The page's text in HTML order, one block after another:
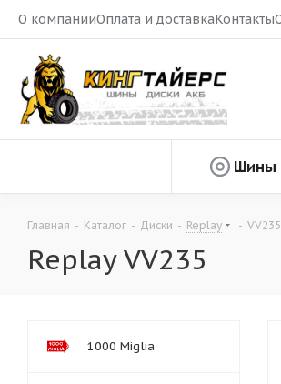
О компанииОплата и доставкаКонтакты
Шины
Главная - Каталог - Диски - Replay - VV235
Replay VV235
1000 Miglia